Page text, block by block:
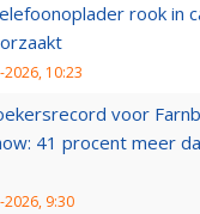
rook in
2026, 10:23
voor
41 procent meer
2026, 9:30